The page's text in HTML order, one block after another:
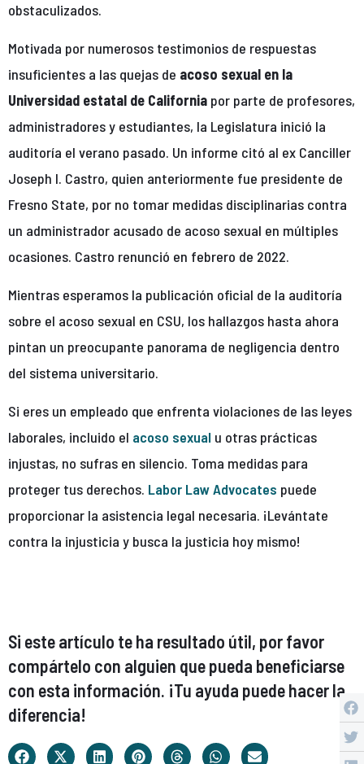
obstaculizados.
Motivada por numerosos testimonios de respuestas
insuficientes a las quejas de acoso sexual en la
Universidad estatal de California por parte de profesores,
administradores y estudiantes, la Legislatura inició la
auditoría el verano pasado. Un informe citó al ex Canciller
Joseph I. Castro, quien anteriormente fue presidente de
Fresno State, por no tomar medidas disciplinarias contra
un administrador acusado de acoso sexual en múltiples
ocasiones. Castro renunció en febrero de 2022.
Mientras esperamos la publicación oficial de la auditoría
sobre el acoso sexual en CSU, los hallazgos hasta ahora
pintan un preocupante panorama de negligencia dentro
del sistema universitario.
Si eres un empleado que enfrenta violaciones de las leyes
laborales, incluido el acoso sexual u otras prácticas
injustas, no sufras en silencio. Toma medidas para
proteger tus derechos. Labor Law Advocates puede
proporcionar la asistencia legal necesaria. ¡Levántate
contra la injusticia y busca la justicia hoy mismo!
Si este artículo te ha resultado útil, por favor
compártelo con alguien que pueda beneficiarse
con esta información. ¡Tu ayuda puede hacer la
diferencia!